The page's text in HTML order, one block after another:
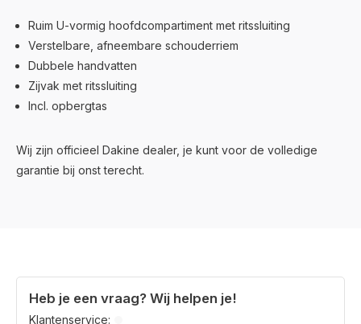
Ruim U-vormig hoofdcompartiment met ritssluiting
Verstelbare, afneembare schouderriem
Dubbele handvatten
Zijvak met ritssluiting
Incl. opbergtas
Wij zijn officieel Dakine dealer, je kunt voor de volledige
garantie bij onst terecht.
Heb je een vraag? Wij helpen je!
Klantenservice: